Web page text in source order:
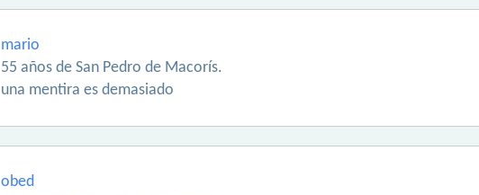
mario
55 años de San Pedro de Macorís.
una mentira es demasiado
obed